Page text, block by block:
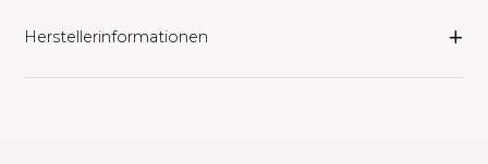
Herstellerinformationen